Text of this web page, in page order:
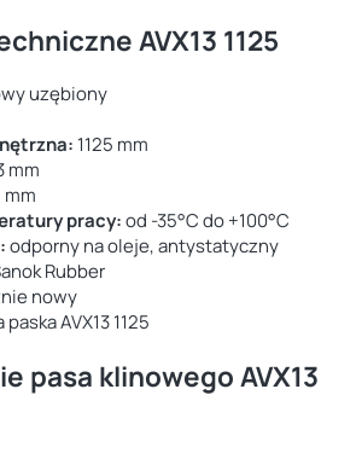
AVX13 1125
uzębiony
1125 mm
mm
mm
pracy:od -35°C do +100°C
odporny na oleje, antystatyczny
Rubber
nowy
paska AVX13 1125
pasa klinowego AVX13